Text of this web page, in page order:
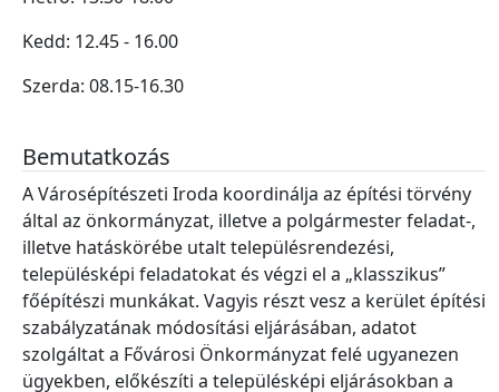
Kedd: 12.45 - 16.00
Szerda: 08.15-16.30
Bemutatkozás
A Városépítészeti Iroda koordinálja az építési törvény
által az önkormányzat, illetve a polgármester feladat-,
illetve hatáskörébe utalt településrendezési,
településképi feladatokat és végzi el a „klasszikus”
főépítészi munkákat. Vagyis részt vesz a kerület építési
szabályzatának módosítási eljárásában, adatot
szolgáltat a Fővárosi Önkormányzat felé ugyanezen
ügyekben, előkészíti a településképi eljárásokban a